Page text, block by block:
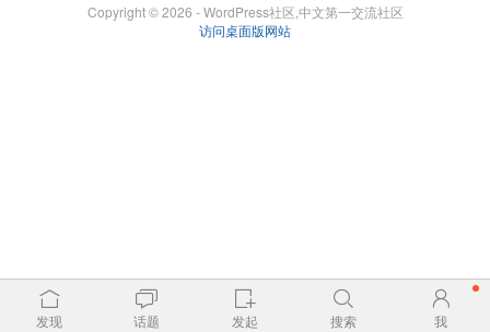
Copyright © 2026 - WordPress社区,中文第一交流社区
访问桌面版网站
发现 话题 发起 搜索 我